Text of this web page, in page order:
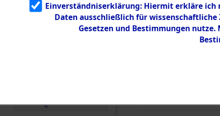
g
5.3.3
Todesmärsch
e
Einverständniserklärung: Hiermit erkläre ich
Daten ausschließlich für
Gesetzen und Bestimmungen